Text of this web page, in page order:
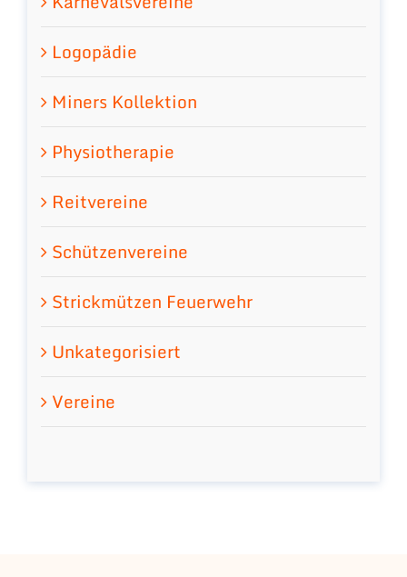
Logopädie
Miners Kollektion
Physiotherapie
Reitvereine
Schützenvereine
Strickmützen Feuerwehr
Unkategorisiert
Vereine